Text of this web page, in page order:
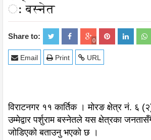
ः बस्नेत
Share to: 0
URL
Print
Email
विराटनगर ११ कार्तिक । मोरङ क्षेत्र नं. ६
उम्मेद्वार पर्शुराम बस्नेतले यस क्षेत्रका
जोडिएको बताउनु भएको छ ।